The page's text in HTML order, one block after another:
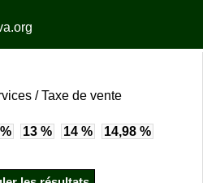
/ Taxe de vente
13 % 14 %
14,98 %